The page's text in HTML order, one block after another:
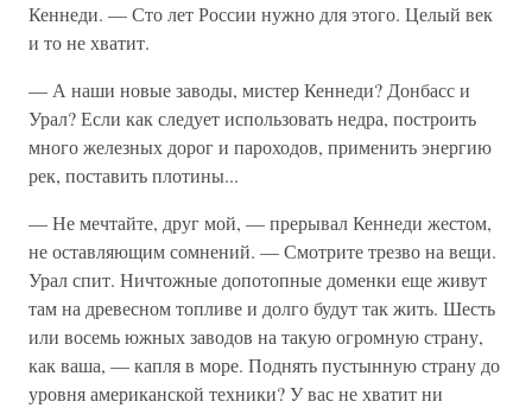
Кеннеди. — Сто лет России нужно для этого. Целый век
и то не хватит.
— А наши новые заводы, мистер Кеннеди? Донбасс и
Урал? Если как следует использовать недра, построить
много железных дорог и пароходов, применить энергию
рек, поставить плотины...
— Не мечтайте, друг мой, — прерывал Кеннеди жестом,
не оставляющим сомнений. — Смотрите трезво на вещи.
Урал спит. Ничтожные допотопные доменки еще живут
там на древесном топливе и долго будут так жить. Шесть
или восемь южных заводов на такую огромную страну,
как ваша, — капля в море. Поднять пустынную страну до
уровня американской техники? У вас не хватит ни